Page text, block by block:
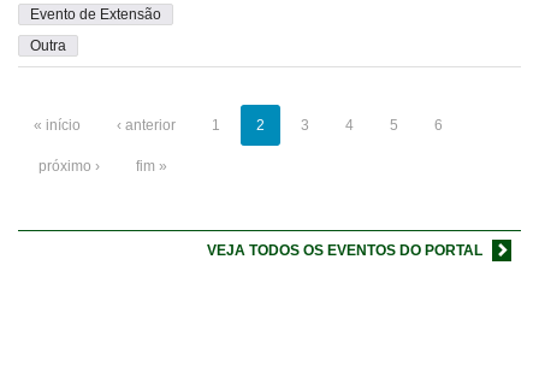
Evento de Extensão
Outra
« início ‹ anterior 1 2 3 4 5 6
próximo › fim »
VEJA TODOS OS EVENTOS DO PORTAL